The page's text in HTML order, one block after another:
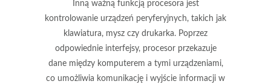
Inną ważną funkcją procesora jest
kontrolowanie urządzeń peryferyjnych, takich jak
klawiatura, mysz czy drukarka. Poprzez
odpowiednie interfejsy, procesor przekazuje
dane między komputerem a tymi urządzeniami,
co umożliwia komunikację i wyjście informacji w